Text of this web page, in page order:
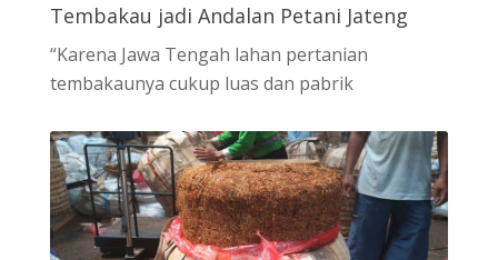
Tembakau jadi Andalan Petani Jateng
“Karena Jawa Tengah lahan pertanian
tembakaunya cukup luas dan pabrik